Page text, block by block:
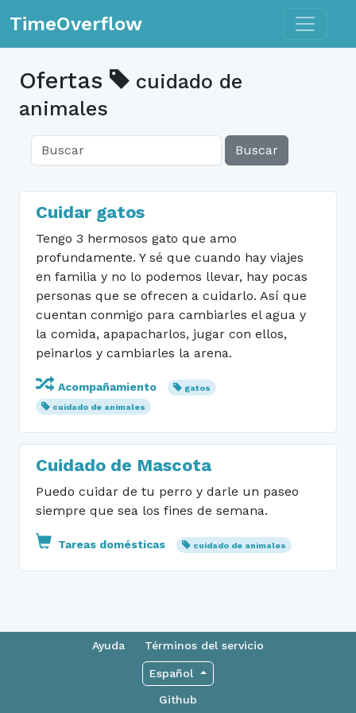
TimeOverflow Toggle
Ofertas
cuidado de
animales
Buscar
Cuidar gatos
Tengo 3 hermosos gato que amo
profundamente. Y sé que cuando hay viajes
en familia y no lo podemos llevar, hay pocas
personas que se ofrecen a cuidarlo. Así que
cuentan conmigo para cambiarles el agua y
la comida, apapacharlos, jugar con ellos,
peinarlos y cambiarles la arena.
Acompañamiento
gatos
cuidado de animales
Cuidado de Mascota
Puedo cuidar de tu perro y darle un paseo
siempre que sea los fines de semana.
Tareas domésticas cuidado de animales
Ayuda Términos del servicio
Español
Github